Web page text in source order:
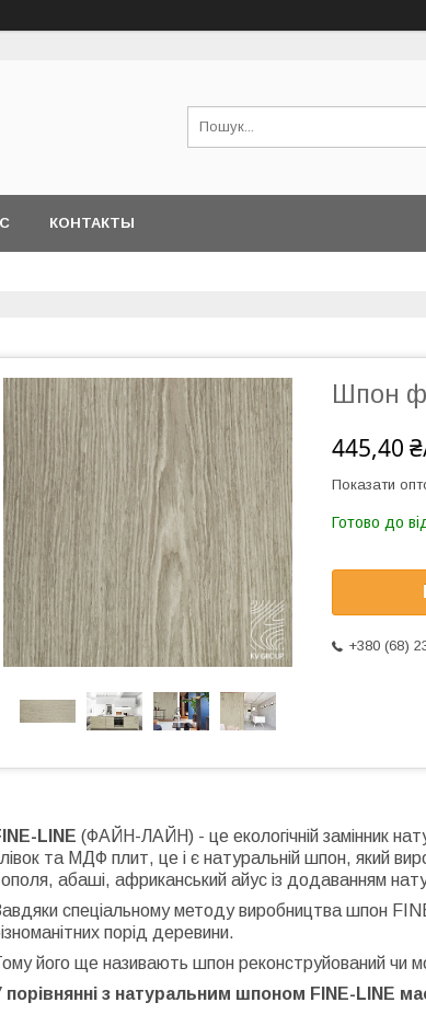
КОНТАКТЫ
Шпон
445,40
Показати
Готово до
+380 (68)
- LINE (ФАЙН-ЛАЙН) - це екологічній замінник
та МДФ плит, це і є натуральній шпон, який
абаші, африканський айус із додаванням
спеціальному методу виробництва шпон
порід деревини.
його ще називають шпон реконструйований чи
порівнянні з натуральним шпоном FINE- LINE